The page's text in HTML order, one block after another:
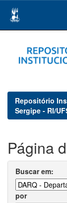
navigation
Repositório
Sergipe - RI/
Página
Buscar em:
por